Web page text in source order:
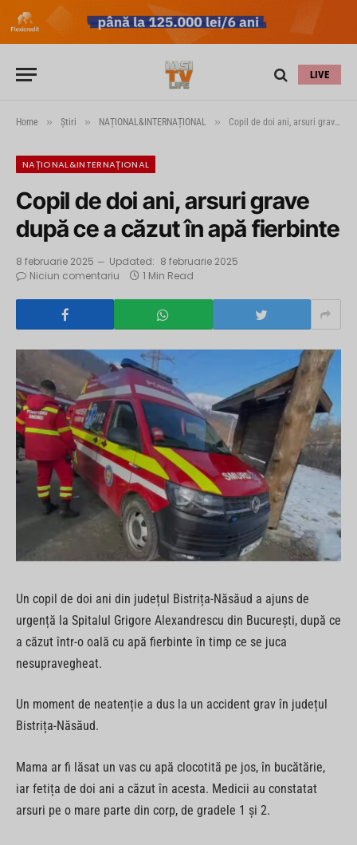
LIVE
Home » Știri » NAȚIONAL&INTERNAȚIONAL » Copil de doi ani, arsuri grave după ce a căzut în apă fierbinte
NAȚIONAL&INTERNAȚIONAL
Copil de doi ani, arsuri grave
după ce a căzut în apă fierbinte
8 februarie 2025 Updated: 8 februarie 2025
Niciun comentariu
1 Min Read
Un copil de doi ani din județul Bistrița-Năsăud a ajuns de
urgență la Spitalul Grigore Alexandrescu din București, după ce
a căzut într-o oală cu apă fierbinte în timp ce se juca
nesupravegheat.
Un moment de neatenție a dus la un accident grav în județul
Bistrița-Năsăud.
Mama ar fi lăsat un vas cu apă clocotită pe jos, în bucătărie,
iar fetița de doi ani a căzut în acesta. Medicii au constatat
arsuri pe o mare parte din corp, de gradele 1 și 2.